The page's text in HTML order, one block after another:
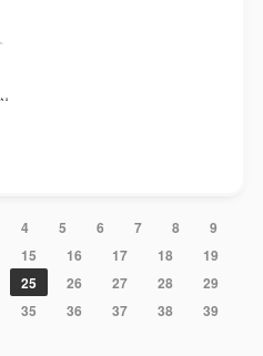
4 5 6 7 8
9
15 16 17 18
19
25 26 27 28
29
35 36 37 38
39